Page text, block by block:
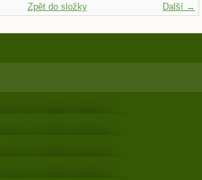
Další →
Zpět do složky